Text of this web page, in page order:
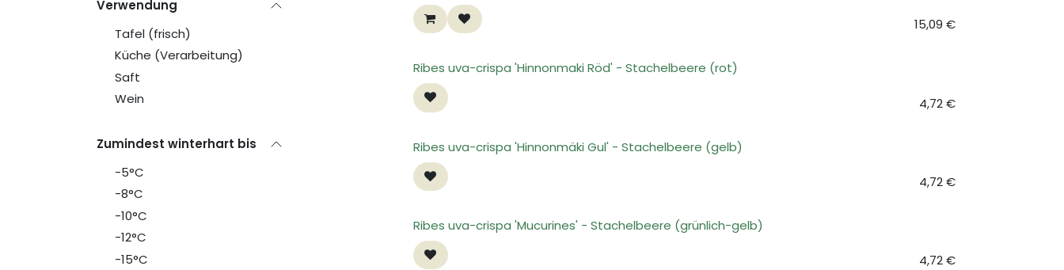
Verwendung
Tafel (frisch)
Küche (Verarbeitung)
Saft
Wein
Zumindest winterhart bis
-5°C
-8°C
-10°C
-12°C
-15°C
15,09 €
Ribes uva-crispa 'Hinnonmaki Röd' - Stachelbeere (rot)
4,72€
Ribes uva-crispa 'Hinnonmäki Gul' - Stachelbeere (gelb)
4,72€
Ribes uva-crispa 'Mucurines' - Stachelbeere (grünlich-gelb)
4,72€